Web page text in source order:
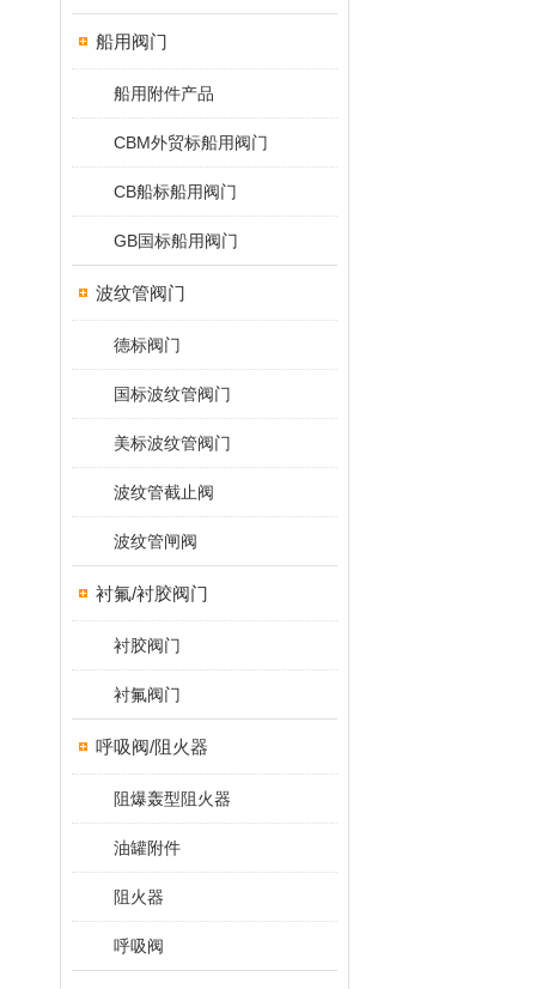
船用阀门
船用附件产品
CBM外贸标船用阀门
CB船标船用阀门
GB国标船用阀门
波纹管阀门
德标阀门
国标波纹管阀门
美标波纹管阀门
波纹管截止阀
波纹管闸阀
衬氟/衬胶阀门
衬胶阀门
衬氟阀门
呼吸阀/阻火器
阻爆轰型阻火器
油罐附件
阻火器
呼吸阀